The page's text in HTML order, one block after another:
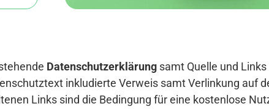
Datenschutzerklärung samt Quelle und
inkludierte Verweis samt Verlinkung auf
Links sind die Bedingung für eine kostenlose